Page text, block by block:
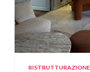
RISTRUTTURAZIONE